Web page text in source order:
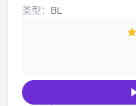
类型： BL